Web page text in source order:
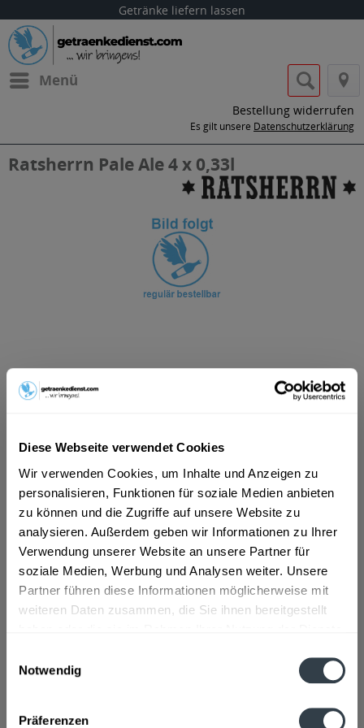
Diese Webseite verwendet Cookies
Wir verwenden Cookies, um Inhalte und Anzeigen zu
personalisieren, Funktionen für soziale Medien anbieten
zu können und die Zugriffe auf unsere Website zu
analysieren. Außerdem geben wir Informationen zu Ihrer
Verwendung unserer Website an unsere Partner für
soziale Medien, Werbung und Analysen weiter. Unsere
Partner führen diese Informationen möglicherweise mit
weiteren Daten zusammen, die Sie ihnen bereitgestellt
Notwendig
Präferenzen
Getränke liefern lassen
Menü
Bestellung widerrufen
Es gilt unsere Datenschutzerklärung
Ratsherrn Pale Ale 4 x 0,33l
ab 5,29 € *
inkl. MwSt.ggf. zzgl. Erschwerniszuschlag
MEHRWEG
+0,32 € Pfand
In den Warenkorb
Artikel-Nr.:
31893
Verfügbar in:
mehr
Zutaten und Allergene